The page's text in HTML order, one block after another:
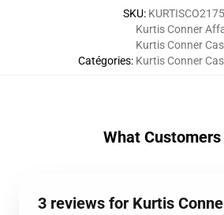
SKU:
Catégories:
Kurtis Conner
Kurtis Conner
Kurtis Conner
What Customers
3 reviews for Kurtis